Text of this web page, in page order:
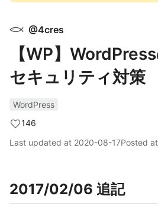
@4cres
【WP】
セキュリティ対策
WordPress
146
Last updated at 2020-08-17Posted at
2017/02/06 追記